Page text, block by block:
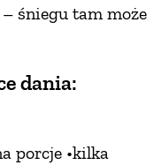
śniegu tam może
dania:
porcje •kilka